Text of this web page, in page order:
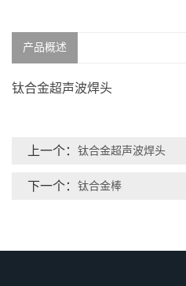
产品概述
钛合金超声波焊头
上一个： 钛合金超声波焊头
下一个： 钛合金棒